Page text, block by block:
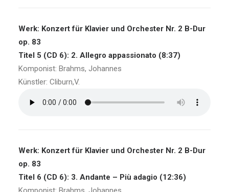
Werk: Konzert für Klavier und Orchester Nr. 2 B-Dur
op. 83
Titel 5 (CD 6): 2. Allegro appassionato (8:37)
Komponist: Brahms, Johannes
Künstler: Cliburn,V.
Werk: Konzert für Klavier und Orchester Nr. 2 B-Dur
op. 83
Titel 6 (CD 6): 3. Andante – Più adagio (12:36)